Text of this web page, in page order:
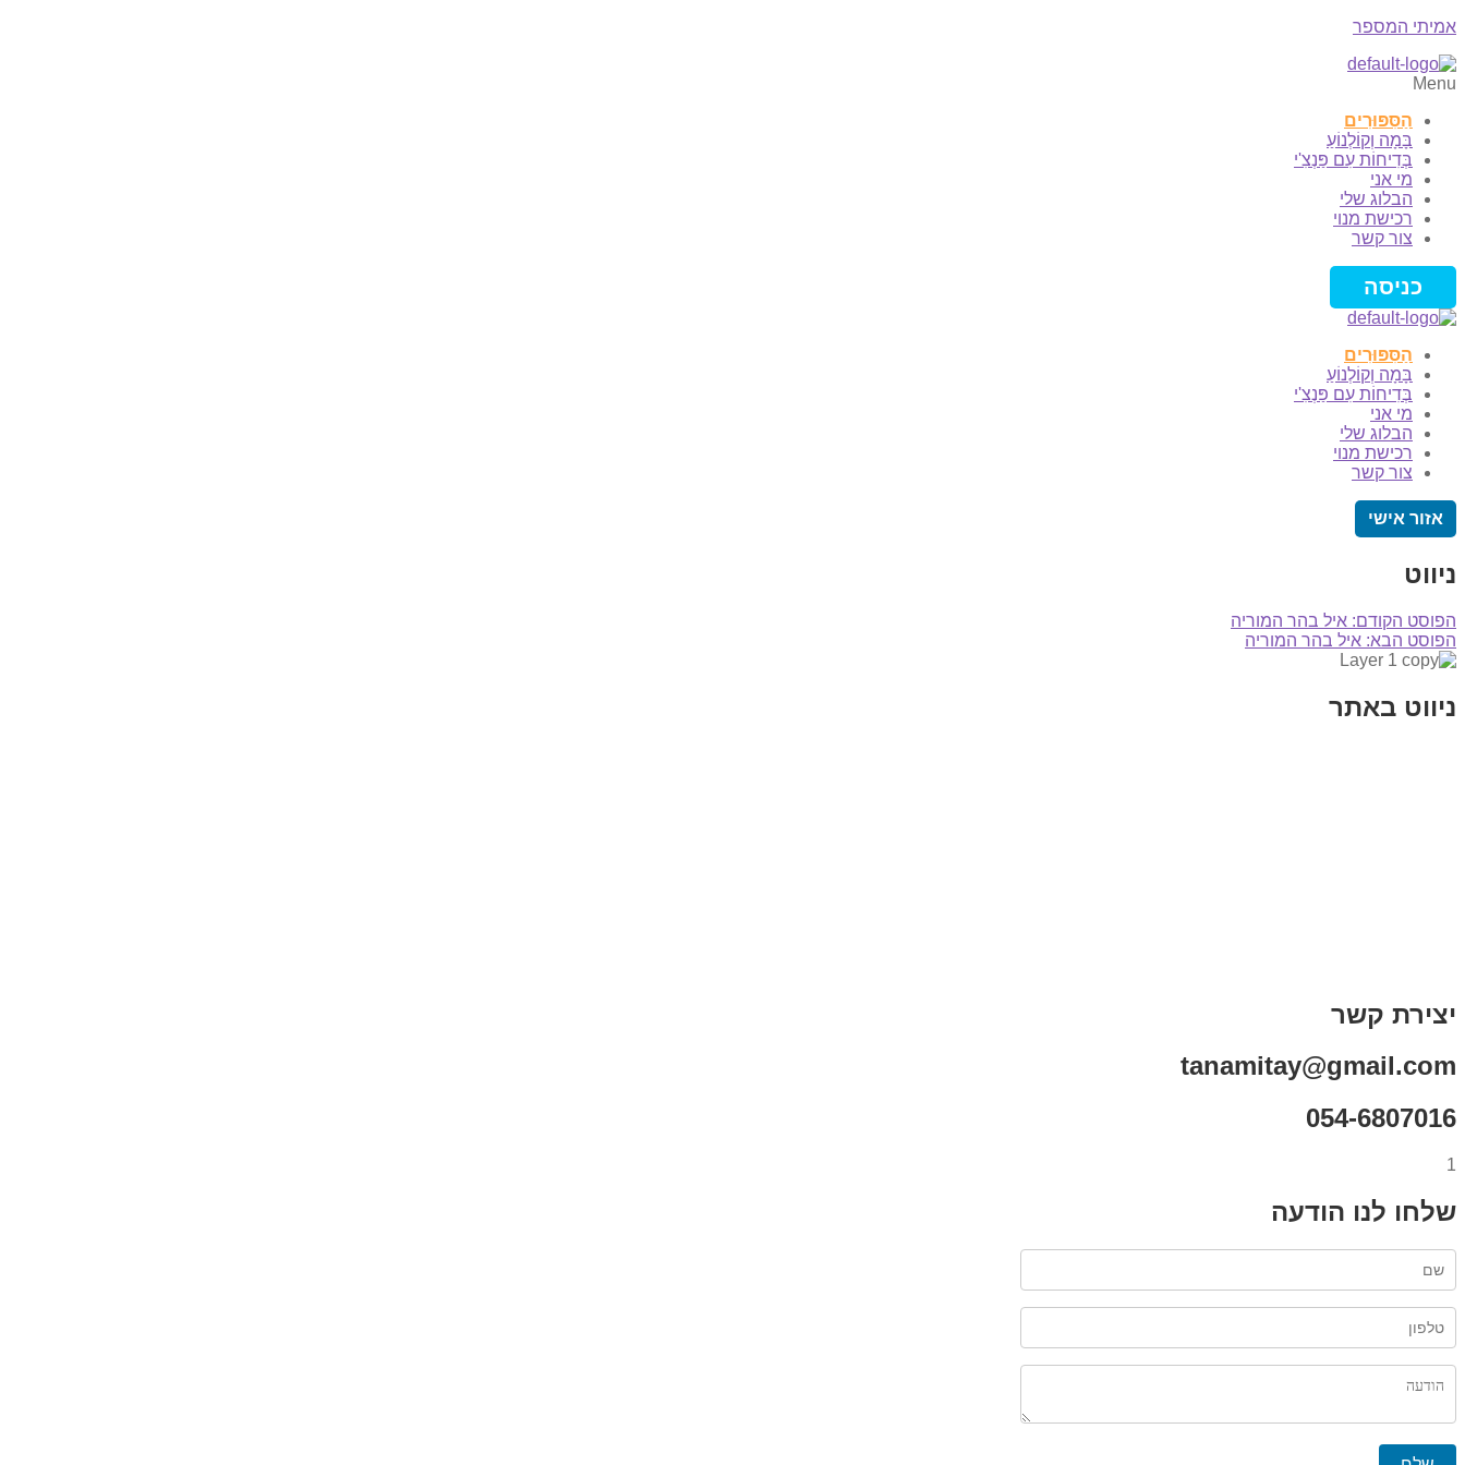
אמיתי המספר
Menu
הַסִּפּוּרִים
בָּמָה וְקוֹלְנוֹעַ
בְּדִיחוֹת עִם פַּנְצִ'י
מי אני
הבלוג שלי
רכישת מנוי
צור קשר
כניסה
הַסִּפּוּרִים
בָּמָה וְקוֹלְנוֹעַ
בְּדִיחוֹת עִם פַּנְצִ'י
מי אני
הבלוג שלי
רכישת מנוי
צור קשר
אזור אישי
ניווט
הפוסט הקודם: איל בהר המוריה
הפוסט הבא: איל בהר המוריה
ניווט באתר
יצירת קשר
tanamitay@gmail.com
054-6807016
1
שלחו לנו הודעה